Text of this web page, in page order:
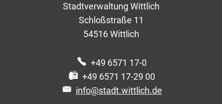
Stadtverwaltung Wittlich
Schloßstraße 11
54516 Wittlich
+49 6571 17-0
+49 6571 17-29 00
info@stadt.wittlich.de